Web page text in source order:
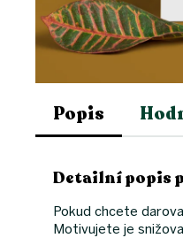
Popis
Detailní popis
Pokud chcete
Motivujete je